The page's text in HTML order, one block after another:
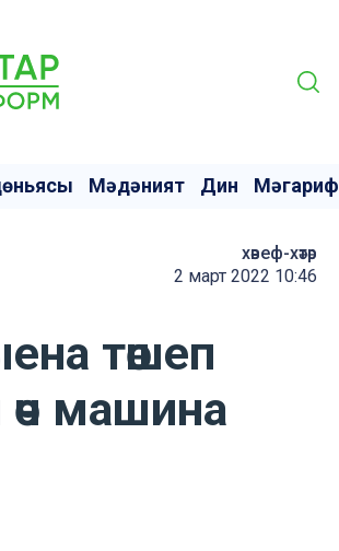
Мәдәният Дин Мәгариф
хәвеф-хәтәр
2 март 2022 10:46
төшеп
машина